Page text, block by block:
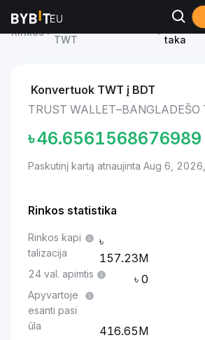
Rinkos
Trust Wallet kaina
TWT
Trust
taka
Konvertuok TWT į BDT
TRUST WALLET–BANGLADEŠO
৳46.6561568676989
Paskutinį kartą atnaujinta Aug 6,
Rinkos statistika
Rinkos kapi
talizacija
157.23M
24 val. apimtis 0
Apyvartoje
esanti pasi
ūla
416.65M